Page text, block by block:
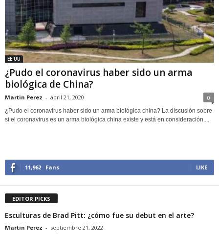
EE.UU
¿Pudo el coronavirus haber sido un arma
biológica de China?
Martin Perez - abril 21, 2020 0
¿Pudo el coronavirus haber sido un arma biológica china? La discusión sobre
si el coronavirus es un arma biológica china existe y está en consideración....
11,962 Fans LIKE
EDITOR PICKS
Esculturas de Brad Pitt: ¿cómo fue su debut en el arte?
Martin Perez - septiembre 21, 2022